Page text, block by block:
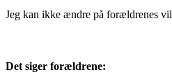
Jeg kan ikke ændre på forældrenes
Det siger forældrene: